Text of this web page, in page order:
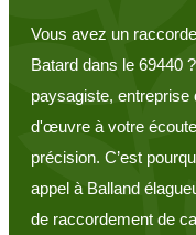
Vous avez un
Batard dans le 69440
paysagiste, entreprise
d'œuvre à votre
précision. C’est
appel à Balland
de raccordement de